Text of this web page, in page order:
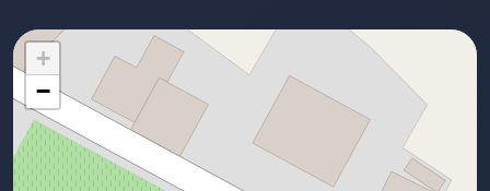
+
−